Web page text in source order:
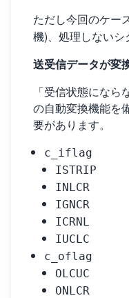
ただし今回のケー
機)、処理しないシ
送受信データが変
「受信状態にな
の自動変換機能を
要があります。
c_iflag
ISTRIP
INLCR
IGNCR
ICRNL
IUCLC
c_oflag
OLCUC
ONLCR